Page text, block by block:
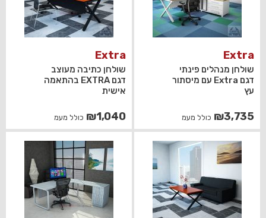
Extra
שולחן מנהלים פינתי
דגם Extra עם מיסתור
עץ
₪3,735 כולל מעמ
Extra
שולחן כתיבה מעוצב
דגם EXTRA בהתאמה
אישית
₪1,040 כולל מעמ